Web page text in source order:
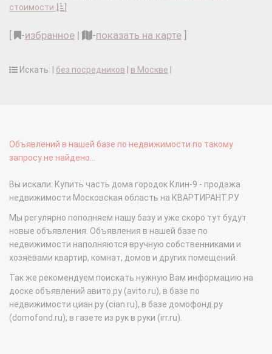
стоимости
-избранное | -показать на карте
Искать: | без посредников в Москве
Объявлений в нашей базе по недвижимости по такому
запросу не найдено...
Вы искали: Купить часть дома городок Клин-9 - продажа
недвижимости Московская область на КВАРТИРАНТ.РУ
Мы регулярно пополняем нашу базу и уже скоро тут будут
новые объявления. Объявления в нашей базе по
недвижимости наполняются вручную собственниками и
хозяевами квартир, комнат, домов и других помещений.
Так же рекомендуем поискать нужную Вам информацию на
доске объявлений авито.ру (avito.ru), в базе по
недвижимости циан.ру (cian.ru), в базе домофонд.ру
(domofond.ru), в газете из рук в руки (irr.ru).